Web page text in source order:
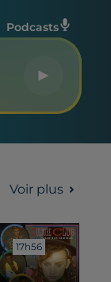
Podcasts
Voir plus
17h56
17h56